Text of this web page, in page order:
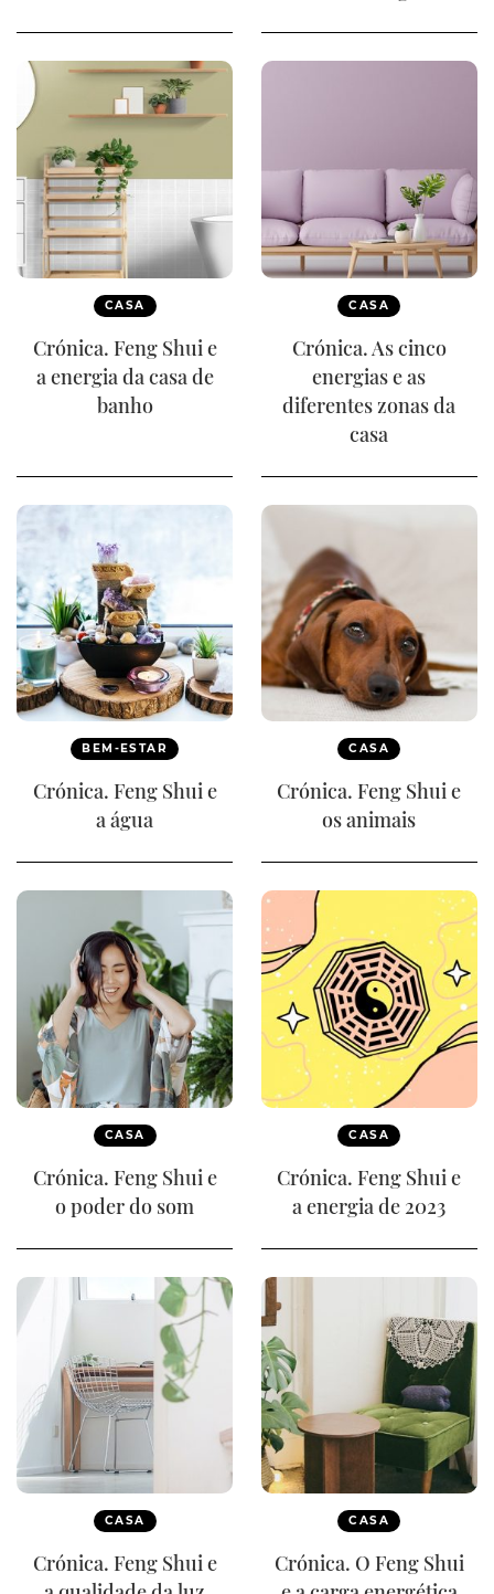
CASA
Crónica. Feng Shui e
a energia da casa de
banho
CASA
Crónica. As cinco
energias e as
diferentes zonas da
casa
BEM-ESTAR
Crónica. Feng Shui e
a água
CASA
Crónica. Feng Shui e
os animais
CASA
Crónica. Feng Shui e
o poder do som
CASA
Crónica. Feng Shui e
a energia de 2023
CASA
Crónica. Feng Shui e
CASA
Crónica. O Feng Shui